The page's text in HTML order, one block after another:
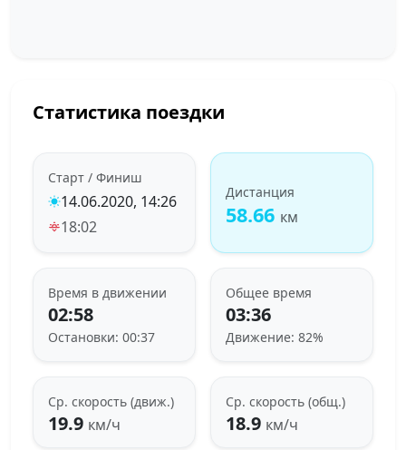
Статистика поездки
Старт / Финиш
14.06.2020, 14:26
18:02
Дистанция
58.66 км
Время в движении
02:58
Остановки: 00:37
Общее время
03:36
Движение: 82%
Ср. скорость (движ.)
19.9 км/ч
Ср. скорость (общ.)
18.9 км/ч